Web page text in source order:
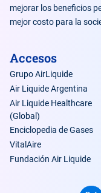
mejorar los beneficios
mejor costo para la
Accesos
Grupo AirLiquide
Air Liquide Argentina
Air Liquide Healthcare
(Global)
Enciclopedia de Gases
VitalAire
Fundación Air Liquide